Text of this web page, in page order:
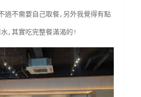
過不需要自己取餐,另外我覺得有點
,其實吃完整餐滿渴的!